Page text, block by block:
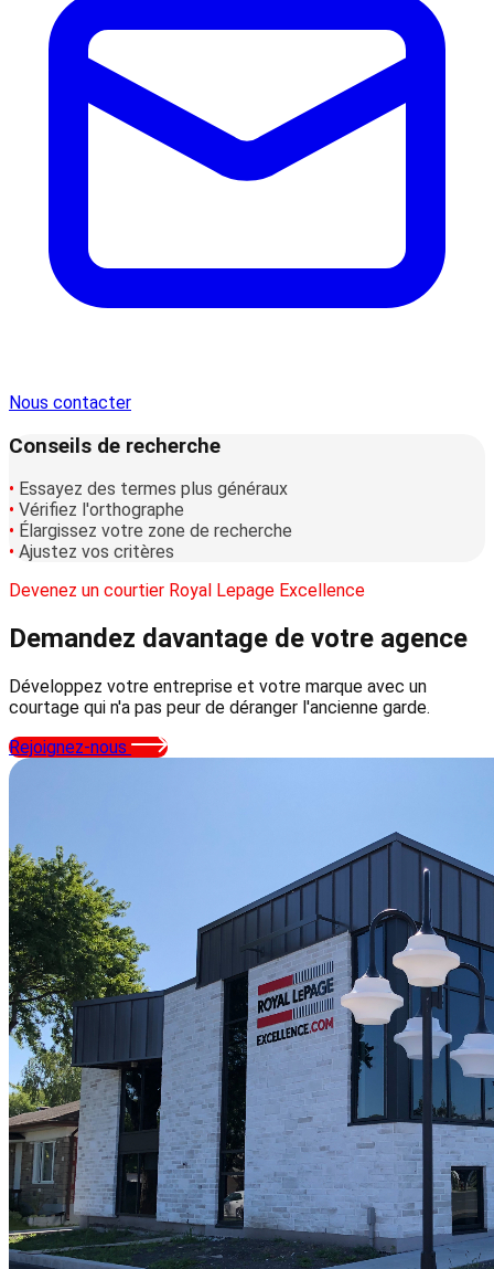
Nous contacter
Conseils de recherche
• Essayez des termes plus généraux
• Vérifiez l'orthographe
• Élargissez votre zone de recherche
• Ajustez vos critères
Devenez un courtier Royal Lepage Excellence
Demandez davantage de votre agence
Développez votre entreprise et votre marque avec un
courtage qui n'a pas peur de déranger l'ancienne garde.
Rejoignez-nous